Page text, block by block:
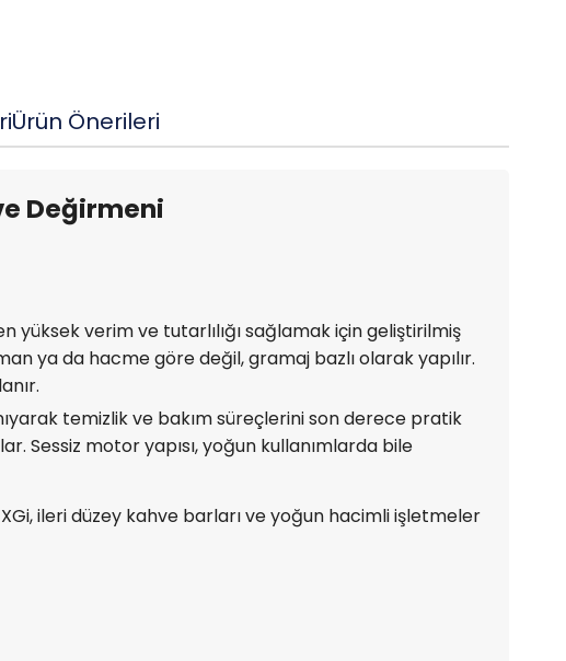
Ürün Önerileri
Değirmeni
yüksek verim ve tutarlılığı sağlamak için geliştirilmiş
ya da hacme göre değil, gramaj bazlı olarak yapılır.
temizlik ve bakım süreçlerini son derece pratik
Sessiz motor yapısı, yoğun kullanımlarda bile
ileri düzey kahve barları ve yoğun hacimli işletmeler